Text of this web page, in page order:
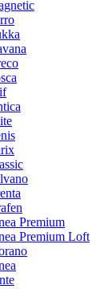
Premium
Premium Loft